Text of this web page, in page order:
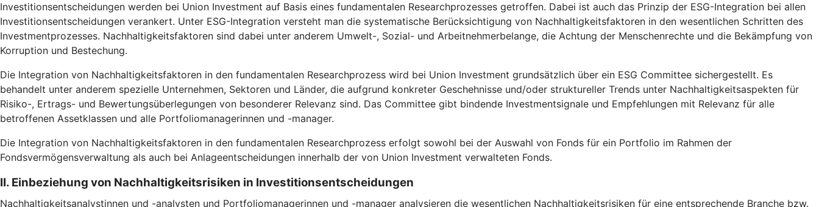
Investitionsentscheidungen werden bei Union Investment auf Basis eines fundamentalen Researchprozesses getroffen. Dabei ist auch das Prinzip der ESG-Integration bei allen
Investitionsentscheidungen verankert. Unter ESG-Integration versteht man die systematische Berücksichtigung von Nachhaltigkeitsfaktoren in den wesentlichen Schritten des
Investmentprozesses. Nachhaltigkeitsfaktoren sind dabei unter anderem Umwelt-, Sozial- und Arbeitnehmerbelange, die Achtung der Menschenrechte und die Bekämpfung von
Korruption und Bestechung.
Die Integration von Nachhaltigkeitsfaktoren in den fundamentalen Researchprozess wird bei Union Investment grundsätzlich über ein ESG Committee sichergestellt. Es
behandelt unter anderem spezielle Unternehmen, Sektoren und Länder, die aufgrund konkreter Geschehnisse und/oder struktureller Trends unter Nachhaltigkeitsaspekten für
Risiko-, Ertrags- und Bewertungsüberlegungen von besonderer Relevanz sind. Das Committee gibt bindende Investmentsignale und Empfehlungen mit Relevanz für alle
betroffenen Assetklassen und alle Portfoliomanagerinnen und -manager.
Die Integration von Nachhaltigkeitsfaktoren in den fundamentalen Researchprozess erfolgt sowohl bei der Auswahl von Fonds für ein Portfolio im Rahmen der
Fondsvermögensverwaltung als auch bei Anlageentscheidungen innerhalb der von Union Investment verwalteten Fonds.
II. Einbeziehung von Nachhaltigkeitsrisiken in Investitionsentscheidungen
Nachhaltigkeitsanalystinnen und -analysten und Portfoliomanagerinnen und -manager analysieren die wesentlichen Nachhaltigkeitsrisiken für eine entsprechende Branche bzw.